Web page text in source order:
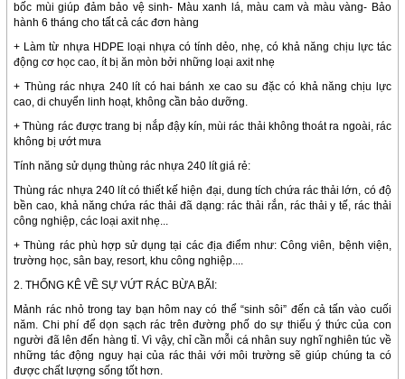
bốc mùi giúp đảm bảo vệ sinh- Màu xanh lá, màu cam và màu vàng- Bảo
hành 6 tháng cho tất cả các đơn hàng
+ Làm từ nhựa HDPE loại nhựa có tính dẻo, nhẹ, có khả năng chịu lực tác
động cơ học cao, ít bị ăn mòn bởi những loại axit nhẹ
+ Thùng rác nhựa 240 lít có hai bánh xe cao su đặc có khả năng chịu lực
cao, di chuyển linh hoạt, không cần bảo dưỡng.
+ Thùng rác được trang bị nắp đậy kín, mùi rác thải không thoát ra ngoài, rác
không bị ướt mưa
Tính năng sử dụng thùng rác nhựa 240 lít giá rẻ:
Thùng rác nhựa 240 lít có thiết kế hiện đại, dung tích chứa rác thải lớn, có độ
bền cao, khả năng chứa rác thải đã dạng: rác thải rắn, rác thải y tế, rác thải
công nghiệp, các loại axit nhẹ...
+ Thùng rác phù hợp sử dụng tại các địa điểm như: Công viên, bệnh viện,
trường học, sân bay, resort, khu công nghiệp....
2. THỐNG KÊ VỀ SỰ VỨT RÁC BỪA BÃI:
Mảnh rác nhỏ trong tay bạn hôm nay có thể “sinh sôi” đến cả tấn vào cuối
năm. Chi phí để dọn sạch rác trên đường phố do sự thiếu ý thức của con
người đã lên đến hàng tỉ. Vì vậy, chỉ cần mỗi cá nhân suy nghĩ nghiên túc về
những tác động nguy hại của rác thải với môi trường sẽ giúp chúng ta có
được chất lượng sống tốt hơn.